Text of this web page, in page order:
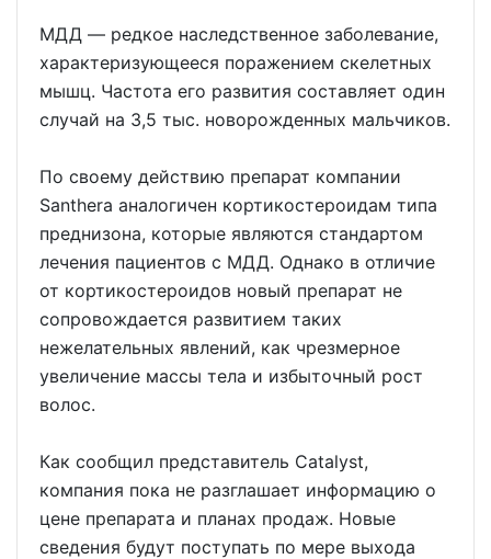
МДД ― редкое наследственное заболевание,
характеризующееся поражением скелетных
мышц. Частота его развития составляет один
случай на 3,5 тыс. новорожденных мальчиков.
По своему действию препарат компании
Santhera аналогичен кортикостероидам типа
преднизона, которые являются стандартом
лечения пациентов с МДД. Однако в отличие
от кортикостероидов новый препарат не
сопровождается развитием таких
нежелательных явлений, как чрезмерное
увеличение массы тела и избыточный рост
волос.
Как сообщил представитель Catalyst,
компания пока не разглашает информацию о
цене препарата и планах продаж. Новые
сведения будут поступать по мере выхода